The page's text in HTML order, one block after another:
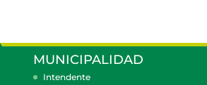
MUNICIPALIDAD
Intendente